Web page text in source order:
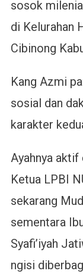
sosok
di Kelurahan
Cibinong
Kang Azmi
sosial dan
karakter
Ayahnya
Ketua LPBI
sekarang
sementara
Syafi’iyah
ngisi